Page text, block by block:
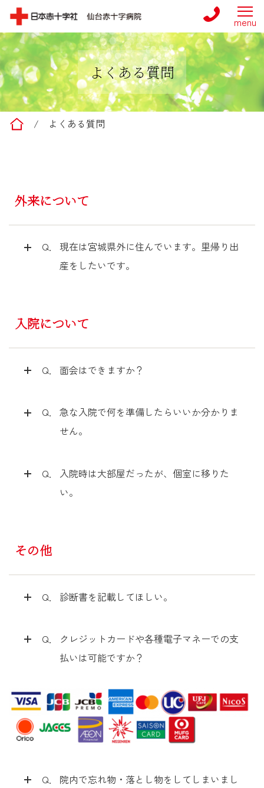
よくある質問
仙台赤十字病院
/ よくある質問
外来について
Q． 現在は宮城県外に住んでいます。里帰り出
産をしたいです。
入院について
Q． 面会はできますか？
Q． 急な入院で何を準備したらいいか分かりま
せん。
Q．
入院時は大部屋だったが、個室に移りた
い。
その他
Q． 診断書を記載してほしい。
Q．
クレジットカードや各種電子マネーでの支
払いは可能ですか？
Q．
院内で忘れ物・落とし物をしてしまいまし